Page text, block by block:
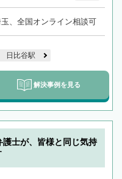
、全国オンライン相談可
日比谷駅
解決事例を見る
護士が、皆様と同じ気持